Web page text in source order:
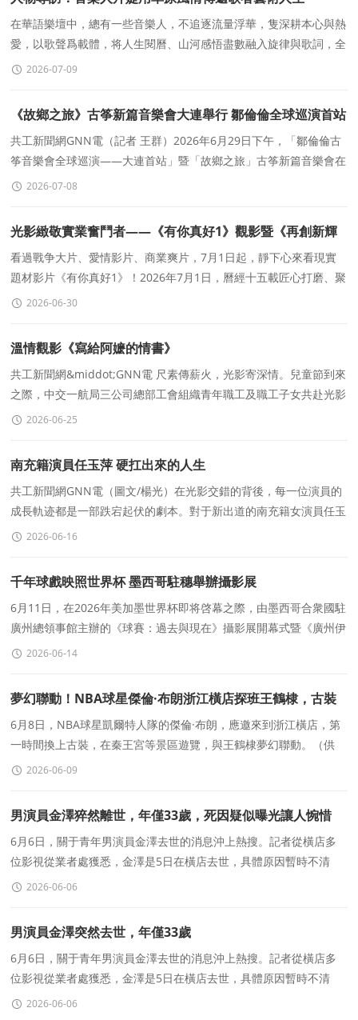
在華語樂壇中，總有一些音樂人，不追逐流量浮華，隻深耕本心與熱
愛，以歌聲爲載體，将人生閱曆、山河感悟盡數融入旋律與歌詞，全
能型音樂人亓婕便是如此。歌手亓婕、詞作家亓婕、歌唱家
2026-07-09
《故鄉之旅》古筝新篇音樂會大連舉行 鄒倫倫全球巡演首站
精彩啓幕
共工新聞網GNN電（記者 王群）2026年6月29日下午，「鄒倫倫古
筝音樂會全球巡演——大連首站」暨「故鄉之旅」古筝新篇音樂會在
大連富麗華大酒店二樓多功能廳隆
2026-07-08
光影緻敬實業奮鬥者——《有你真好1》觀影暨《再創新輝
煌》有獎征文活動啓事
看過戰争大片、愛情影片、商業爽片，7月1日起，靜下心來看現實
題材影片《有你真好1》！2026年7月1日，曆經十五載匠心打磨、聚
焦民營實業發展的現實題材影片《有你真好1》全國公映。
2026-06-30
溫情觀影《寫給阿嬷的情書》
共工新聞網&middot;GNN電 尺素傳薪火，光影寄深情。兒童節到來
之際，中交一航局三公司總部工會組織青年職工及職工子女共赴光影
之約，溫情觀影《寫給阿嬷的情書》。一封銀幕裏的歲
2026-06-25
南充籍演員任玉萍 硬扛出來的人生
共工新聞網GNN電（圖文/楊光）在光影交錯的背後，每一位演員的
成長軌迹都是一部跌宕起伏的劇本。對于新出道的南充籍女演員任玉
萍而言，她的故事并非一帆風順的坦途，而是一場
2026-06-16
千年球戲映照世界杯 墨西哥駐穗舉辦攝影展
6月11日，在2026年美加墨世界杯即将啓幕之際，由墨西哥合衆國駐
廣州總領事館主辦的《球賽：過去與現在》攝影展開幕式暨《廣州伊
比利亞美洲電影節》墨西哥專場活動在廣州舉行。活動以影像藝術爲
2026-06-14
夢幻聯動！NBA球星傑倫·布朗浙江橫店探班王鶴棣，古裝
造型吸睛
6月8日，NBA球星凱爾特人隊的傑倫·布朗，應邀來到浙江橫店，第
一時間換上古裝，在秦王宮等景區遊覽，與王鶴棣夢幻聯動。（供
稿：看橫店）
2026-06-09
男演員金澤猝然離世，年僅33歲，死因疑似曝光讓人惋惜
6月6日，關于青年男演員金澤去世的消息沖上熱搜。記者從橫店多
位影視從業者處獲悉，金澤是5日在橫店去世，具體原因暫時不清
楚，消息傳來時，業内朋友和網友都很驚訝。&zwnj;&zwnj;199
2026-06-06
男演員金澤突然去世，年僅33歲
6月6日，關于青年男演員金澤去世的消息沖上熱搜。記者從橫店多
位影視從業者處獲悉，金澤是5日在橫店去世，具體原因暫時不清
楚，消息傳來時，業内朋友都很驚訝。公開資料顯示，金澤是199
2026-06-06